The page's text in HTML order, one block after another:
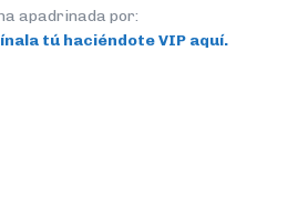
apadrinada por:
tú haciéndote VIP aquí.